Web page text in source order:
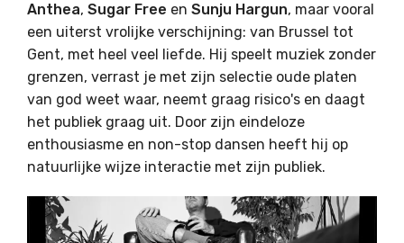
Anthea, Sugar Free en Sunju Hargun, maar vooral
een uiterst vrolijke verschijning: van Brussel tot
Gent, met heel veel liefde. Hij speelt muziek zonder
grenzen, verrast je met zijn selectie oude platen
van god weet waar, neemt graag risico's en daagt
het publiek graag uit. Door zijn eindeloze
enthousiasme en non-stop dansen heeft hij op
natuurlijke wijze interactie met zijn publiek.